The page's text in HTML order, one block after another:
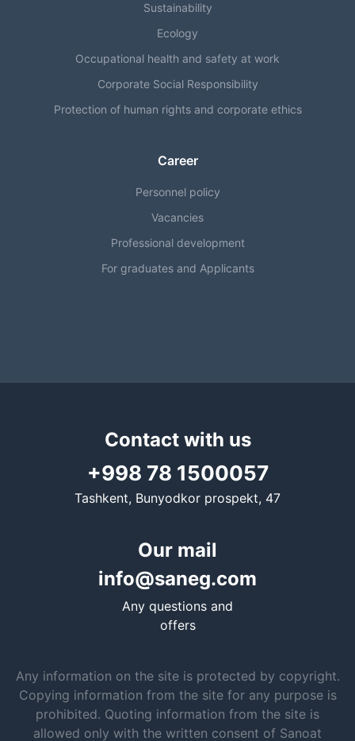
Sustainability
Ecology
Occupational health and safety at work
Corporate Social Responsibility
Protection of human rights and corporate ethics
Career
Personnel policy
Vacancies
Professional development
For graduates and Applicants
Contact with us
+998 78 1500057
Tashkent, Bunyodkor prospekt, 47
Our mail
info@saneg.com
Any questions and
offers
Any information on the site is protected by copyright.
Copying information from the site for any purpose is
prohibited. Quoting information from the site is
allowed only with the written consent of Sanoat